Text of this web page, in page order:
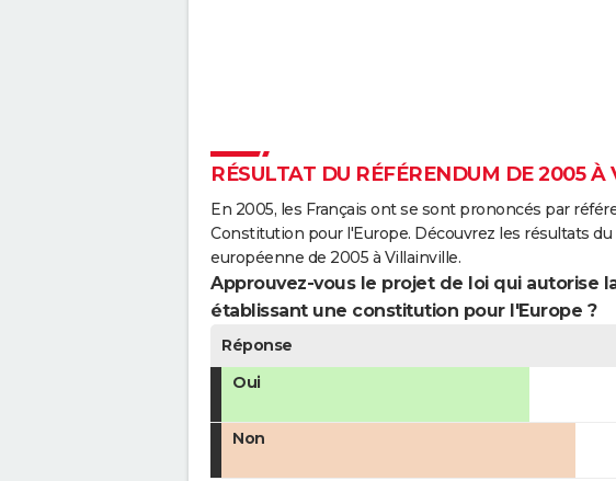
RÉSULTAT DU RÉFÉRENDUM DE 2005
En 2005, les Français ont se sont prononcés par
Constitution pour l'Europe. Découvrez les résultats
européenne de 2005 à Villainville.
Approuvez-vous le projet de loi qui autorise
établissant une constitution pour l'Europe ?
Réponse
Oui
Non